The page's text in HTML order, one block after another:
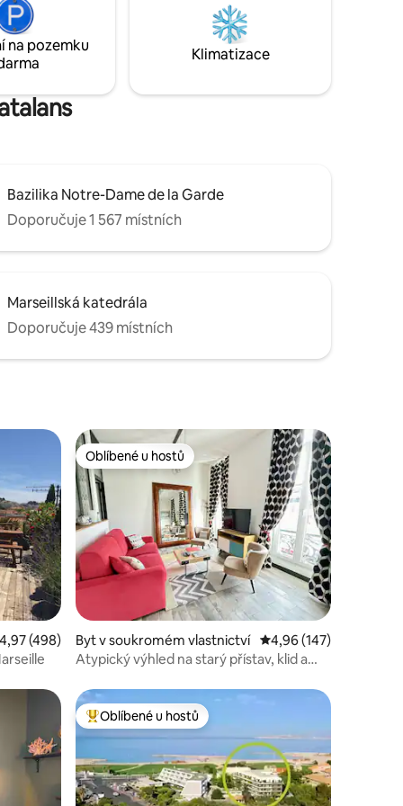
si
přístavu. Atmosféra vyhovuje párům a
rodinám.
na pozemku
Klimatizace
Bazilika Notre-Dame de la Garde
Doporučuje 1 567 místních
Marseillská katedrála
Doporučuje 439 místních
hodnocení 4,97 z 5, 498 hodnocení
4,97 (498)
Oblíbené u hostů
Oblíbené u hostů
Byt v soukromém vlastnictví Průměrné hodnocení
4,96 (147)
Atypický výhled na starý přístav, klid a
Nejlepší v kategorii Oblíbené u hostů
Oblíbené u hostů